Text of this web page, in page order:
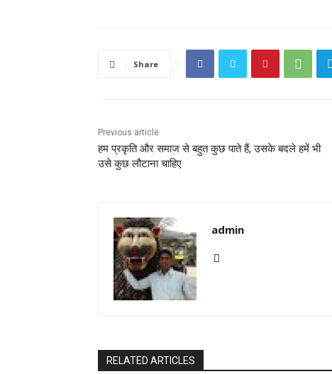
Share
Previous article
हम प्रकृति और समाज से बहुत कुछ पाते हैं, उसके बदले हमें भी
उसे कुछ लौटाना चाहिए
admin
RELATED ARTICLES